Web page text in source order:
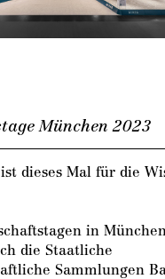
München 2023
dieses Mal für die
in
die Staatliche
Sammlungen